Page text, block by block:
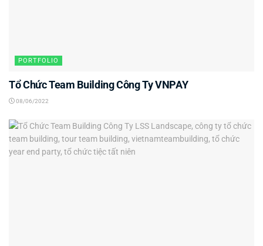
PORTFOLIO
Tổ Chức Team Building Công Ty VNPAY
08/06/2022